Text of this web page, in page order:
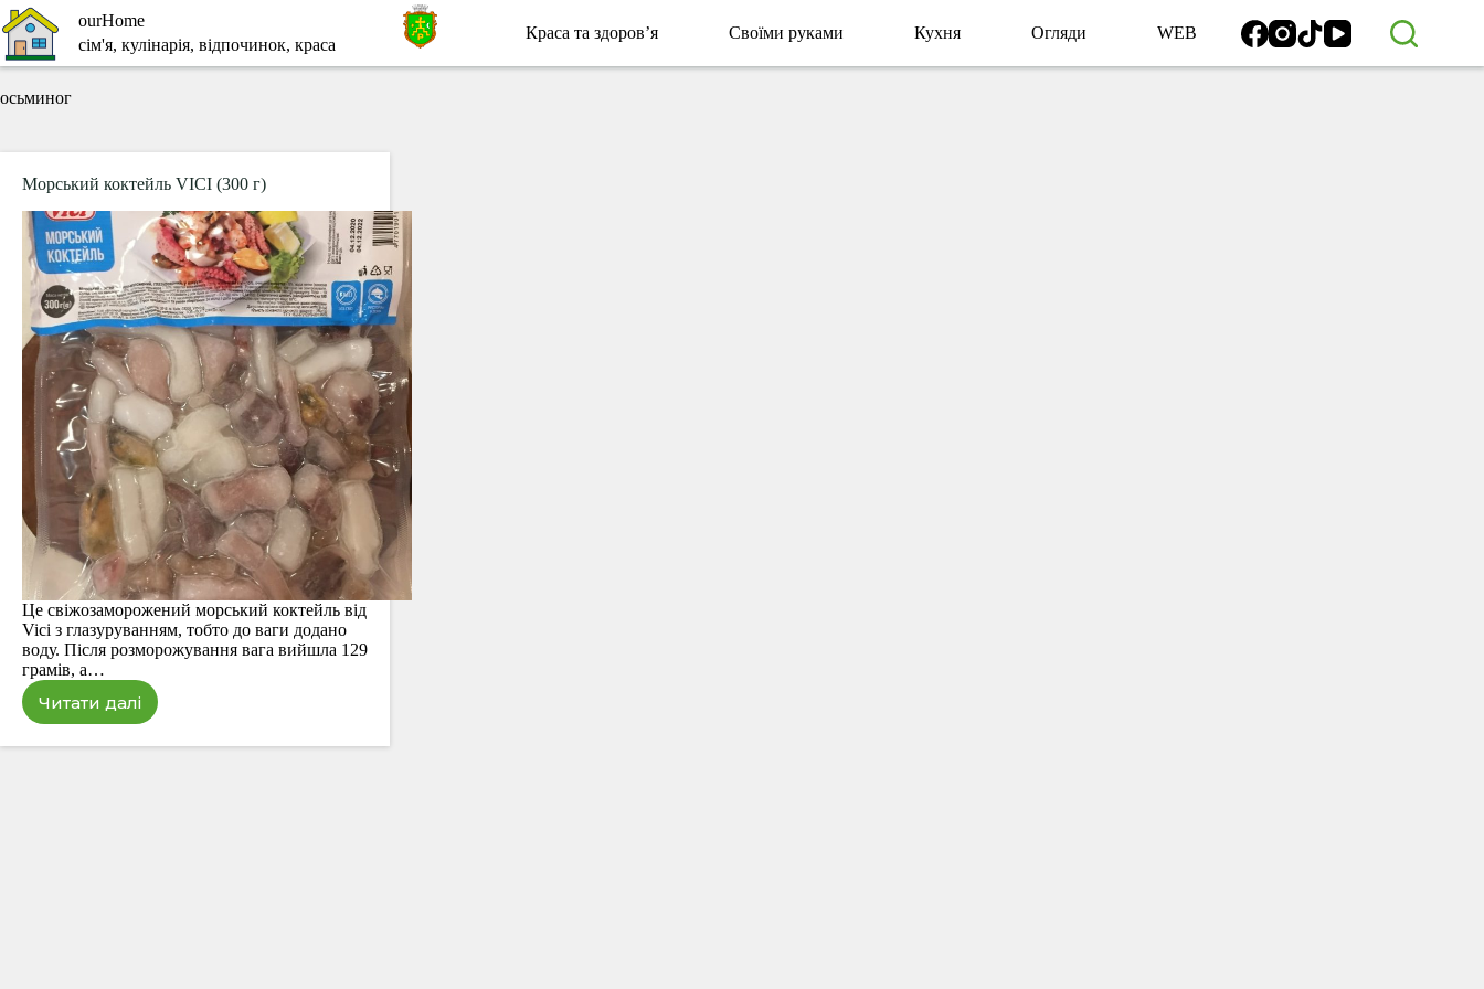
Перейти
до
вмісту
ourHome
сім'я, кулінарія, відпочинок, краса
Краса та здоров’я Своїми руками Кухня Огляди WEB
осьминог
Морський коктейль VICI (300 г)
Це свіжозаморожений морський коктейль від
Vici з глазуруванням, тобто до ваги додано
воду. Після розморожування вага вийшла 129
грамів, а…
Читати далі
Морський
VICI